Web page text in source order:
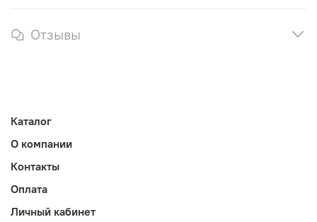
Отзывы
Каталог
О компании
Контакты
Оплата
Личный кабинет